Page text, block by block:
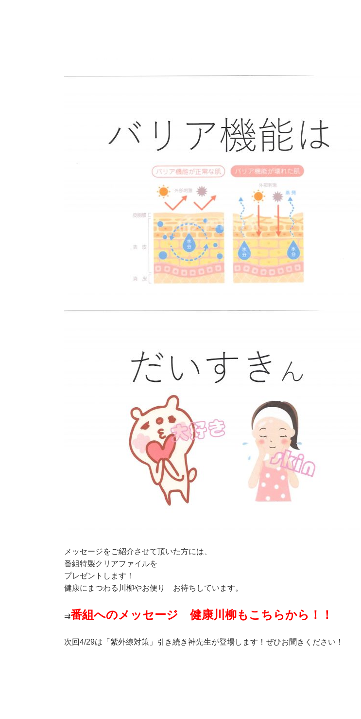
メッセージをご紹介させて頂いた方には、
番組特製クリアファイルを
プレゼントします！
健康にまつわる川柳やお便り お待ちしています。
⇉番組へのメッセージ 健康川柳もこちらから！！
次回4/29は「紫外線対策」引き続き神先生が登場します！ぜひお聞きください！